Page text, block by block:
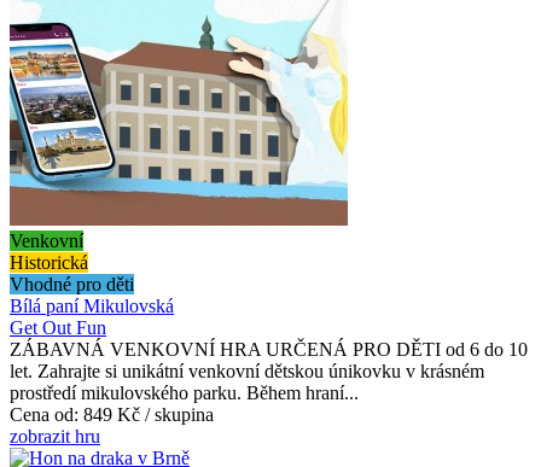
Venkovní
Historická
Vhodné pro děti
Bílá paní Mikulovská
Get Out Fun
ZÁBAVNÁ VENKOVNÍ HRA URČENÁ PRO DĚTI od 6 do 10
let. Zahrajte si unikátní venkovní dětskou únikovku v krásném
prostředí mikulovského parku. Během hraní...
Cena od: 849 Kč / skupina
zobrazit hru